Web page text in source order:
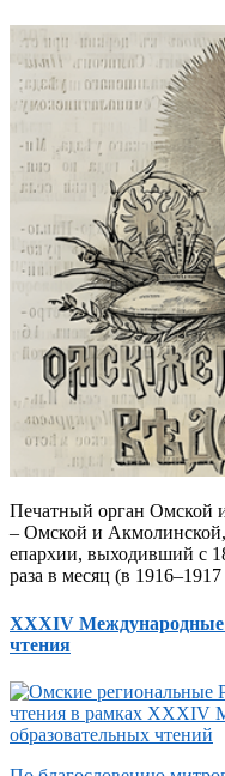
Печатный орган Омской
– Омской и
епархии, выходивший с
раза в месяц (в
XXXIV Международные
чтения